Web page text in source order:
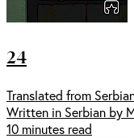
24
Translated from
Written in Serbian by
10 minutes read